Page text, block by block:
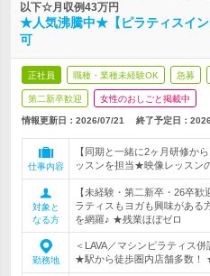
以下☆月収例43万円
★人気沸騰中★【ピラティスイ
可
正社員 職種・業種未経験OK 急募
第二新卒歓迎 女性のおしごと掲載中
情報更新日：2026/07/21 終了予定日：
仕事内容
【同期と一緒に2ヶ月研修か
ッスンを担当★映像レッスン
対象と
なる方
【未経験・第二新卒・26卒
ラティスもヨガも興味がある
を網羅♪ ★残業ほぼゼロ
勤務地
＜LAVA／マシンピラティス
★駅から徒歩圏内店舗多数！